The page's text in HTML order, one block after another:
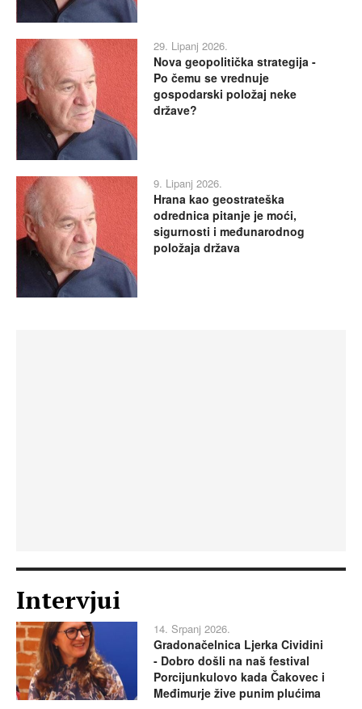
29. Lipanj 2026.
Nova geopolitička strategija -
Po čemu se vrednuje
gospodarski položaj neke
države?
9. Lipanj 2026.
Hrana kao geostrateška
odrednica pitanje je moći,
sigurnosti i međunarodnog
položaja država
Intervjui
14. Srpanj 2026.
Gradonačelnica Ljerka Cividini
- Dobro došli na naš festival
Porcijunkulovo kada Čakovec i
Međimurje žive punim plućima